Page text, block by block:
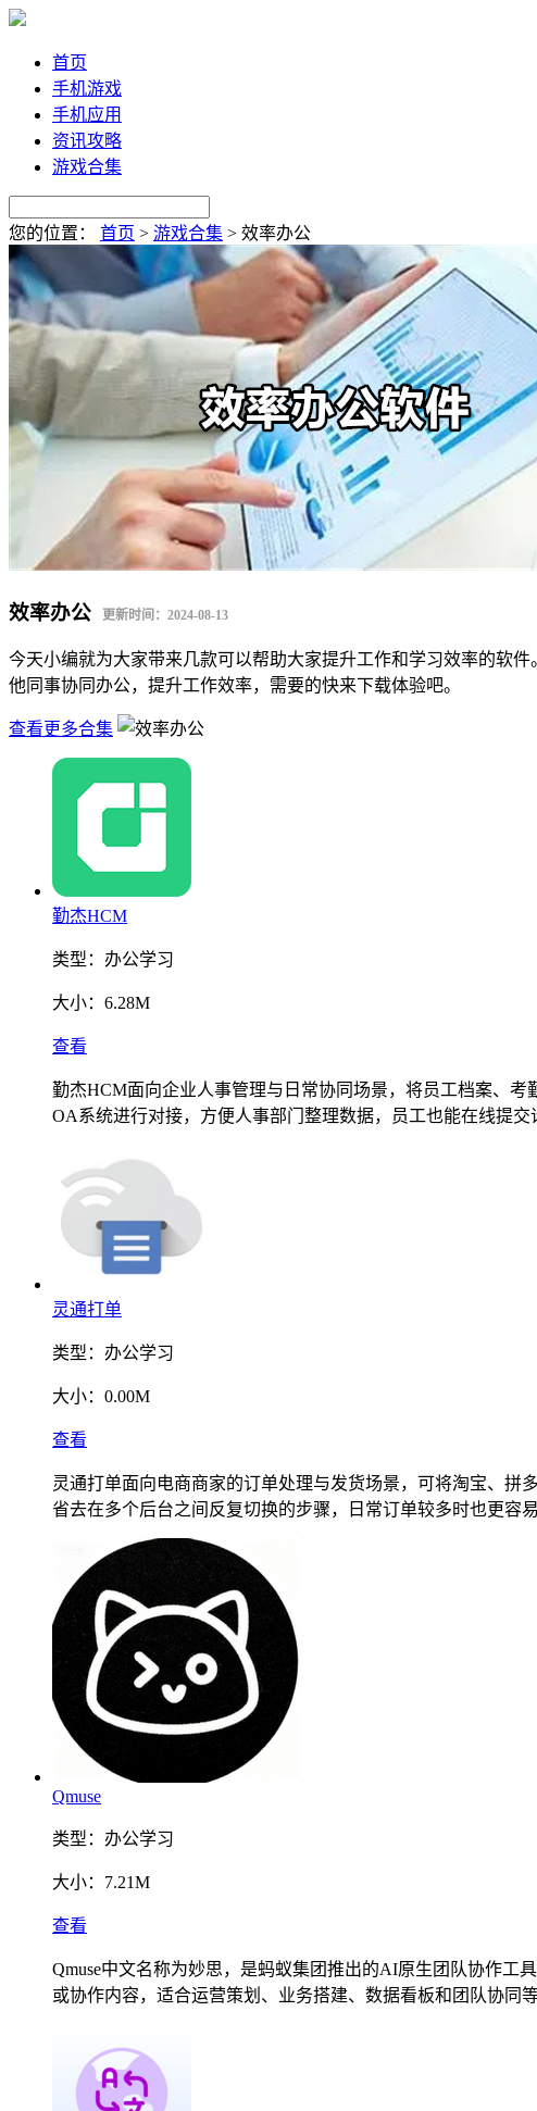
首页
手机游戏
手机应用
资讯攻略
游戏合集
您的位置： 首页 > 游戏合集 > 效率办公
效率办公 更新时间：2024-08-13
今天小编就为大家带来几款可以帮助大家提升工作和学习效率的软
他同事协同办公，提升工作效率，需要的快来下载体验吧。
查看更多合集
勤杰HCM
类型： 办公学习
大小： 6.28M
查看
勤杰HCM面向企业人事管理与日常协同场景，将员工档案、
OA系统进行对接，方便人事部门整理数据，员工也能在线提交
灵通打单
类型： 办公学习
大小： 0.00M
查看
灵通打单面向电商商家的订单处理与发货场景，可将淘宝、拼
省去在多个后台之间反复切换的步骤，日常订单较多时也更容
Qmuse
类型： 办公学习
大小： 7.21M
查看
Qmuse中文名称为妙思，是蚂蚁集团推出的AI原生团队协作工
或协作内容，适合运营策划、业务搭建、数据看板和团队协同